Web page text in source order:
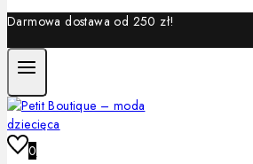
Darmowa dostawa od 250 zł!
0